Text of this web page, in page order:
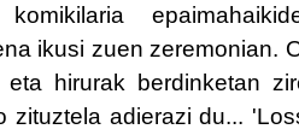
ikusi zuen zeremonian.
hirurak berdinketan
adierazi du...